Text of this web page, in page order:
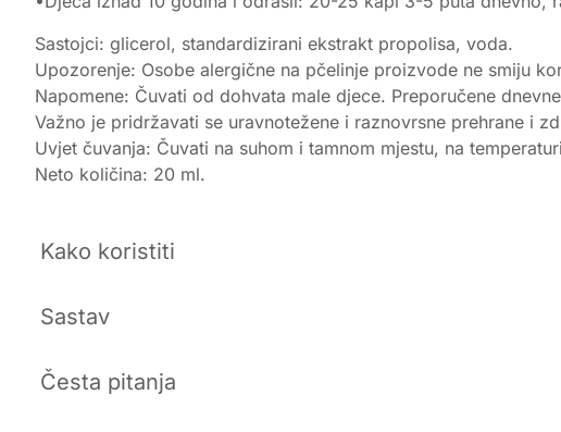
Sastojci: glicerol, standardizirani ekstrakt propolisa, voda.
Upozorenje: Osobe alergične na pčelinje proizvode ne smiju
Napomene: Čuvati od dohvata male djece. Preporučene
Važno je pridržavati se uravnotežene i raznovrsne prehrane i
Uvjet čuvanja: Čuvati na suhom i tamnom mjestu, na
Neto količina: 20 ml.
Kako koristiti
Sastav
Česta pitanja